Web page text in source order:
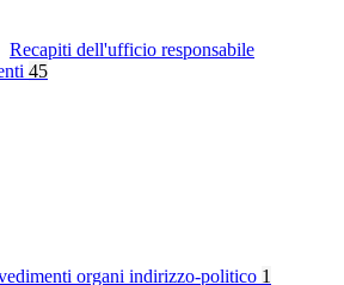
Recapiti dell'ufficio responsabile
45
organi indirizzo-politico 1